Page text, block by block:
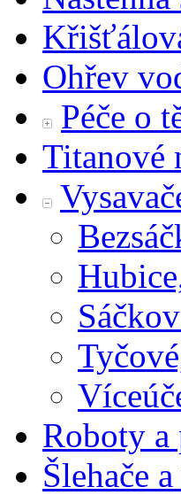
Ohřev
Péče o
Titanové
Roboty a
Šlehače